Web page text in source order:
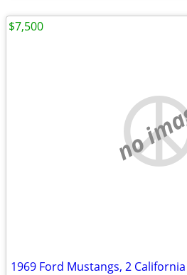
no
1969 Ford Mustangs, 2
$7,500